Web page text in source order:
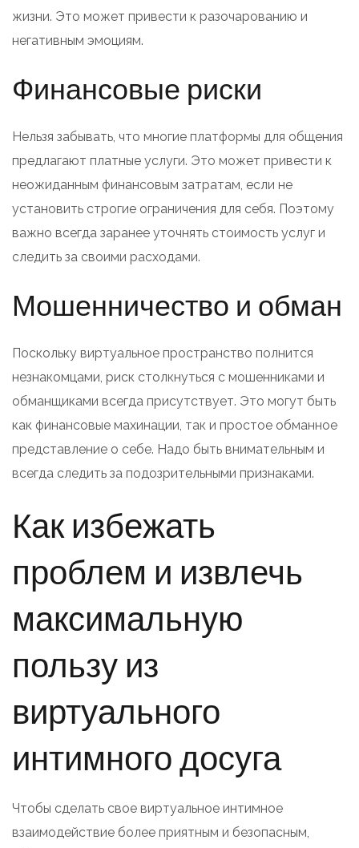
жизни. Это может привести к разочарованию и
негативным эмоциям.
Финансовые риски
Нельзя забывать, что многие платформы для общения
предлагают платные услуги. Это может привести к
неожиданным финансовым затратам, если не
установить строгие ограничения для себя. Поэтому
важно всегда заранее уточнять стоимость услуг и
следить за своими расходами.
Мошенничество и обман
Поскольку виртуальное пространство полнится
незнакомцами, риск столкнуться с мошенниками и
обманщиками всегда присутствует. Это могут быть
как финансовые махинации, так и простое обманное
представление о себе. Надо быть внимательным и
всегда следить за подозрительными признаками.
Как избежать
проблем и извлечь
максимальную
пользу из
виртуального
интимного досуга
Чтобы сделать свое виртуальное интимное
взаимодействие более приятным и безопасным,